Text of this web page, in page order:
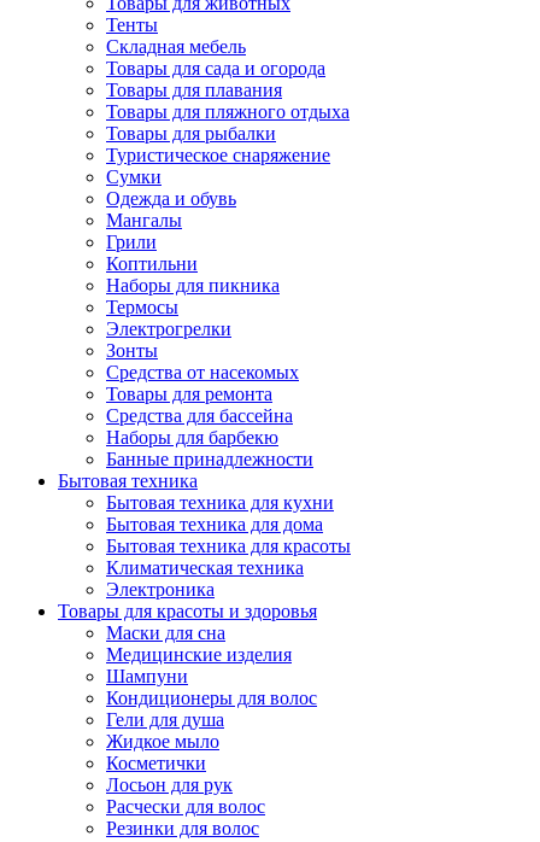
Тенты
Складная мебель
Товары для сада и огорода
Товары для плавания
Товары для пляжного отдыха
Товары для рыбалки
Туристическое снаряжение
Сумки
Одежда и обувь
Мангалы
Грили
Коптильни
Наборы для пикника
Термосы
Электрогрелки
Зонты
Средства от насекомых
Товары для ремонта
Средства для бассейна
Наборы для барбекю
Банные принадлежности
Бытовая техника
Бытовая техника для кухни
Бытовая техника для дома
Бытовая техника для красоты
Климатическая техника
Электроника
Товары для красоты и здоровья
Маски для сна
Медицинские изделия
Шампуни
Кондиционеры для волос
Гели для душа
Жидкое мыло
Косметички
Лосьон для рук
Расчески для волос
Резинки для волос